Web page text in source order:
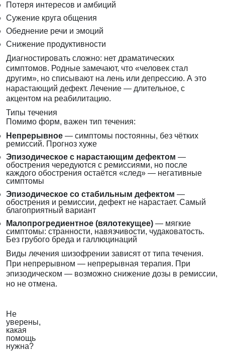
Потеря интересов и амбиций
Сужение круга общения
Обеднение речи и эмоций
Снижение продуктивности
Диагностировать сложно: нет драматических
симптомов. Родные замечают, что «человек стал
другим», но списывают на лень или депрессию. А это
нарастающий дефект. Лечение — длительное, с
акцентом на реабилитацию.
Типы течения
Помимо форм, важен тип течения:
Непрерывное — симптомы постоянны, без чётких
ремиссий. Прогноз хуже
Эпизодическое с нарастающим дефектом —
обострения чередуются с ремиссиями, но после
каждого обострения остаётся «след» — негативные
симптомы
Эпизодическое со стабильным дефектом —
обострения и ремиссии, дефект не нарастает. Самый
благоприятный вариант
Малопрогредиентное (вялотекущее) — мягкие
симптомы: странности, навязчивости, чудаковатость.
Без грубого бреда и галлюцинаций
Виды лечения шизофрении зависят от типа течения.
При непрерывном — непрерывная терапия. При
эпизодическом — возможно снижение дозы в ремиссии,
но не отмена.
Не
уверены,
какая
помощь
нужна?